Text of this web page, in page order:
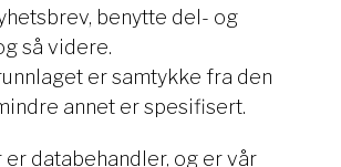
benytte del- og
så videre.
er samtykke fra den
annet er spesifisert.
databehandler, og er vår